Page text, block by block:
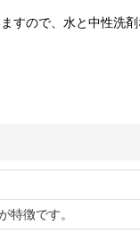
すので、水と中性洗
特徴です。